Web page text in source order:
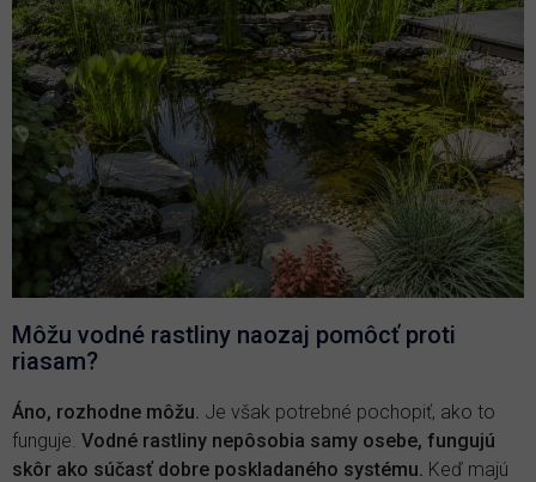
Môžu vodné rastliny naozaj pomôcť proti
riasam?
Áno, rozhodne môžu. Je však potrebné pochopiť, ako to
funguje. Vodné rastliny nepôsobia samy osebe, fungujú
skôr ako súčasť dobre poskladaného systému. Keď majú